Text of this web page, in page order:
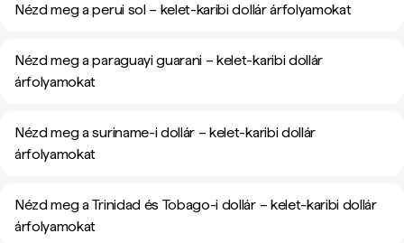
Nézd meg a perui sol – kelet-karibi dollár árfolyamokat
Nézd meg a paraguayi guarani – kelet-karibi dollár
árfolyamokat
Nézd meg a suriname-i dollár – kelet-karibi dollár
árfolyamokat
Nézd meg a Trinidad és Tobago-i dollár – kelet-karibi dollár
árfolyamokat